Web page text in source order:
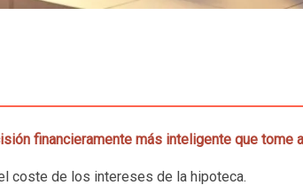
financieramente más inteligente que tome
coste de los intereses de la hipoteca.